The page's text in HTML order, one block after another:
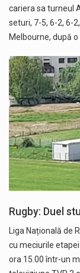
cariera sa turneul
seturi, 7-5, 6-2, 6-
Melbourne, după
Rugby: Duel
Liga Națională de
cu meciurile
ora 15.00 într-un